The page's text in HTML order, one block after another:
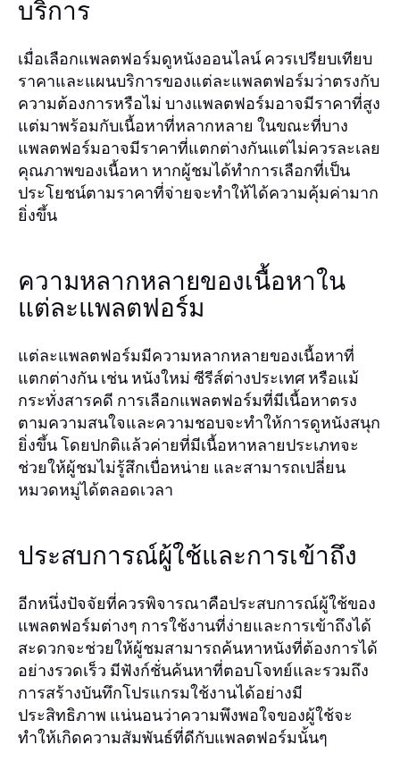
บริการ
เมื่อเลือกแพลตฟอร์มดูหนังออนไลน์ ควรเปรียบเทียบ
ราคาและแผนบริการของแต่ละแพลตฟอร์มว่าตรงกับ
ความต้องการหรือไม่ บางแพลตฟอร์มอาจมีราคาที่สูง
แต่มาพร้อมกับเนื้อหาที่หลากหลาย ในขณะที่บาง
แพลตฟอร์มอาจมีราคาที่แตกต่างกันแต่ไม่ควรละเลย
คุณภาพของเนื้อหา หากผู้ชมได้ทำการเลือกที่เป็น
ประโยชน์ตามราคาที่จ่ายจะทำให้ได้ความคุ้มค่ามาก
ยิ่งขึ้น
ความหลากหลายของเนื้อหาใน
แต่ละแพลตฟอร์ม
แต่ละแพลตฟอร์มมีความหลากหลายของเนื้อหาที่
แตกต่างกัน เช่น หนังใหม่ ซีรีส์ต่างประเทศ หรือแม้
กระทั่งสารคดี การเลือกแพลตฟอร์มที่มีเนื้อหาตรง
ตามความสนใจและความชอบจะทำให้การดูหนังสนุก
ยิ่งขึ้น โดยปกติแล้วค่ายที่มีเนื้อหาหลายประเภทจะ
ช่วยให้ผู้ชมไม่รู้สึกเบื่อหน่าย และสามารถเปลี่ยน
หมวดหมู่ได้ตลอดเวลา
ประสบการณ์ผู้ใช้และการเข้าถึง
อีกหนึ่งปัจจัยที่ควรพิจารณาคือประสบการณ์ผู้ใช้ของ
แพลตฟอร์มต่างๆ การใช้งานที่ง่ายและการเข้าถึงได้
สะดวกจะช่วยให้ผู้ชมสามารถค้นหาหนังที่ต้องการได้
อย่างรวดเร็ว มีฟังก์ชั่นค้นหาที่ตอบโจทย์และรวมถึง
การสร้างบันทึกโปรแกรมใช้งานได้อย่างมี
ประสิทธิภาพ แน่นอนว่าความพึงพอใจของผู้ใช้จะ
ทำให้เกิดความสัมพันธ์ที่ดีกับแพลตฟอร์มนั้นๆ